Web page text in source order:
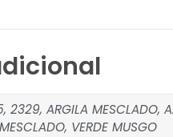
2329, ARGILA MESCLADO,
VERDE MUSGO